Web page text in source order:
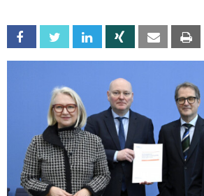
Facebook Twitter Linkedin Xing Email